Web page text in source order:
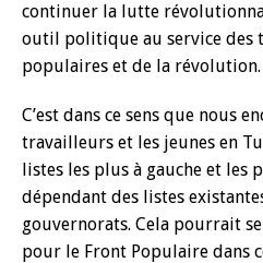
continuer la lutte
outil politique au service des
populaires et de la révolution.
C’est dans ce sens que nous
travailleurs et les jeunes en
listes les plus à gauche et les
dépendant des listes
gouvernorats. Cela pourrait
pour le Front Populaire dans